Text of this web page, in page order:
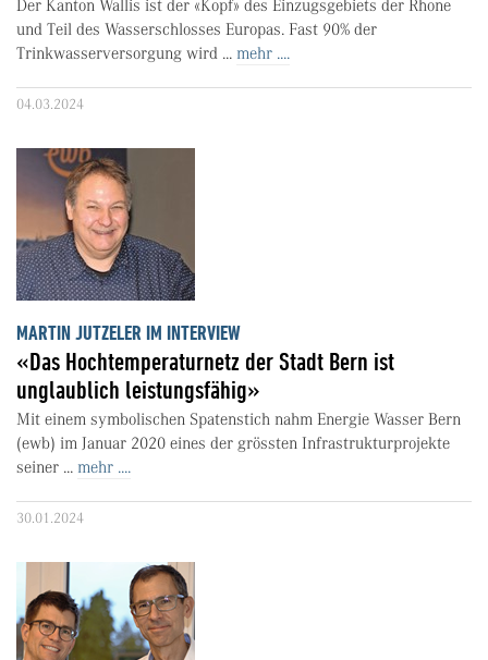
Der Kanton Wallis ist der «Kopf» des Einzugsgebiets der Rhone
und Teil des Wasserschlosses Europas. Fast 90% der
Trinkwasserversorgung wird ... mehr ....
04.03.2024
MARTIN JUTZELER IM INTERVIEW
«Das Hochtemperaturnetz der Stadt Bern ist
unglaublich leistungsfähig»
Mit einem symbolischen Spatenstich nahm Energie Wasser Bern
(ewb) im Januar 2020 eines der grössten Infrastrukturprojekte
seiner ... mehr ....
30.01.2024